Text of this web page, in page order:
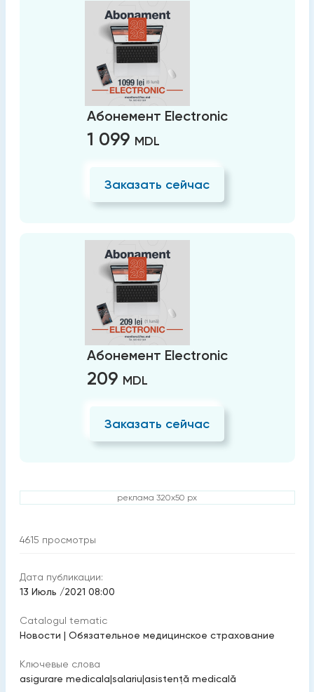
Абонемент Electronic
1 099 MDL
Заказать сейчас
Абонемент Electronic
209 MDL
Заказать сейчас
реклама 320x50 px
4615 просмотры
Дата публикации:
13 Июль /2021 08:00
Catalogul tematic
Новости | Обязательное медицинское страхование
Ключевые слова
asigurare medicala|salariu|asistenţă medicală